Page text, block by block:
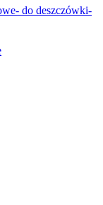
do deszczówki-